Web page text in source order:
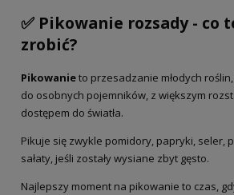
✅ Pikowanie rozsady - co
zrobić?
Pikowanieto przesadzanie młodych
do osobnych pojemników, z większym
dostępem do światła.
Pikuje się zwykle pomidory, papryki, seler,
sałaty, jeśli zostały wysiane zbyt gęsto.
Najlepszy moment na pikowanie to czas,